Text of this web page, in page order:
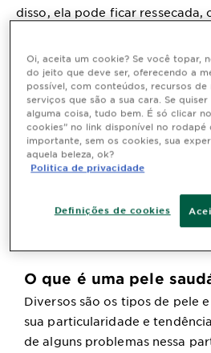
disso, ela pode ficar ressecada,
desconforto.
Por isso, Garnierseparou
ajudar a manter uma pele
saúde deste órgão. Confira
como lidar e ter as melhores
cuidado com a sua pele.
O que é uma pele
Diversos são os tipos de pele
sua particularidade e
de alguns problemas nessa
Oi, aceita um cookie? Se você topar,
do jeito que deve ser, oferecendo a
possível, com conteúdos, recursos
serviços que são a sua cara. Se
alguma coisa, tudo bem. É só clicar
cookies” no link disponível no rodapé
importante, sem os cookies, sua
aquela beleza, ok?
Politica de privacidade
Definições de cookies